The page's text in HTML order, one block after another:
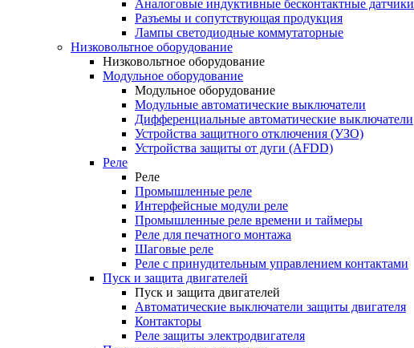
Аналоговые индуктивные бесконтактные датчики
Разъемы и сопутствующая продукция
Лампы светодиодные коммутаторные
Низковольтное оборудование
Низковольтное оборудование
Модульное оборудование
Модульное оборудование
Модульные автоматические выключатели
Дифференциальные автоматические выключатели
Устройства защитного отключения (УЗО)
Устройства защиты от дуги (AFDD)
Реле
Реле
Промышленные реле
Интерфейсные модули реле
Промышленные реле времени и таймеры
Реле для печатного монтажа
Шаговые реле
Реле с принудительным управлением контактами
Пуск и защита двигателей
Пуск и защита двигателей
Автоматические выключатели защиты двигателя
Контакторы
Реле защиты электродвигателя